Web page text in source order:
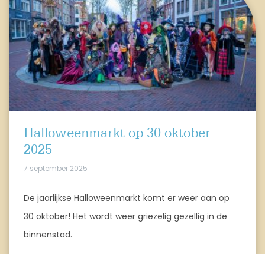
Halloweenmarkt op 30 oktober
2025
7 september 2025
De jaarlijkse Halloweenmarkt komt er weer aan op
30 oktober! Het wordt weer griezelig gezellig in de
binnenstad.